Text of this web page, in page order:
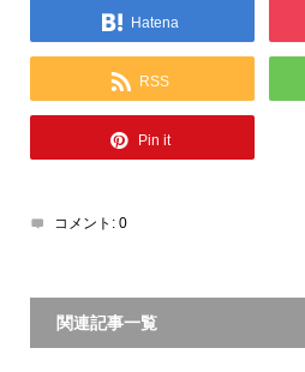
Hatena
RSS
Pin it
コメント: 0
関連記事一覧